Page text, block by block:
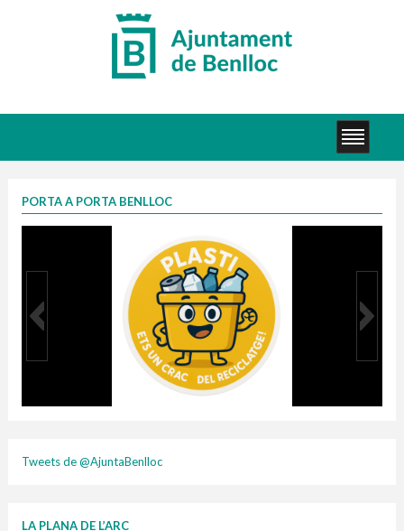
PORTA A PORTA BENLLOC
Tweets de @AjuntaBenlloc
LA PLANA DE L’ARC